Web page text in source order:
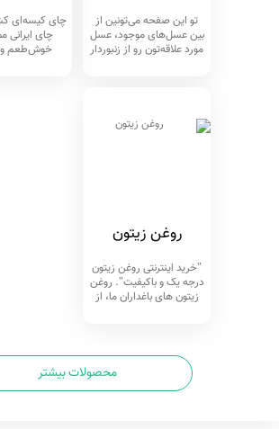
تو این صفحه می‌تونین از
بین عسل‌های موجود، عسل
مورد علاقه‌تون رو از زنبوردار
چای کیسه‌ای
چای ایرانی
خوش‌طعم و
روغن زیتون
"خرید اینترنتی روغن زیتون
درجه یک و باکیفیت". روغن
زیتون های باغداران ما، از
محصولات بیشتر